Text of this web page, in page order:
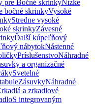
pre Bočné skrinkyNízke
bočné skrinkyVysoké
Stredne vysoké
skrinkyZávesné
Ďalší kúpeľňový
nábytokNástenné
PríslušenstvoNáhradné
a organizačné
Svetelné
ZásuvkyNáhradné
a zrkadlové
S integrovaným